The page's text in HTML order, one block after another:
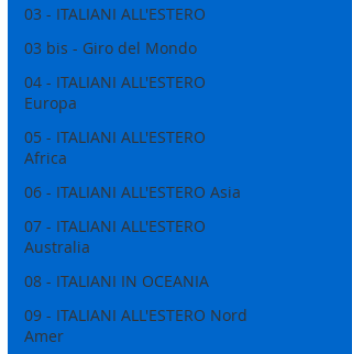
03 - ITALIANI ALL'ESTERO
03 bis - Giro del Mondo
04 - ITALIANI ALL'ESTERO
Europa
05 - ITALIANI ALL'ESTERO
Africa
06 - ITALIANI ALL'ESTERO Asia
07 - ITALIANI ALL'ESTERO
Australia
08 - ITALIANI IN OCEANIA
09 - ITALIANI ALL'ESTERO Nord
Amer